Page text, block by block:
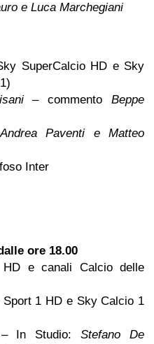
e Luca Marchegiani
SuperCalcio HD e Sky
– commentoBeppe
Paventi e Matteo
Inter
ore 18.00
e canali Calcio delle
1 HD e Sky Calcio 1
In Studio: Stefano De